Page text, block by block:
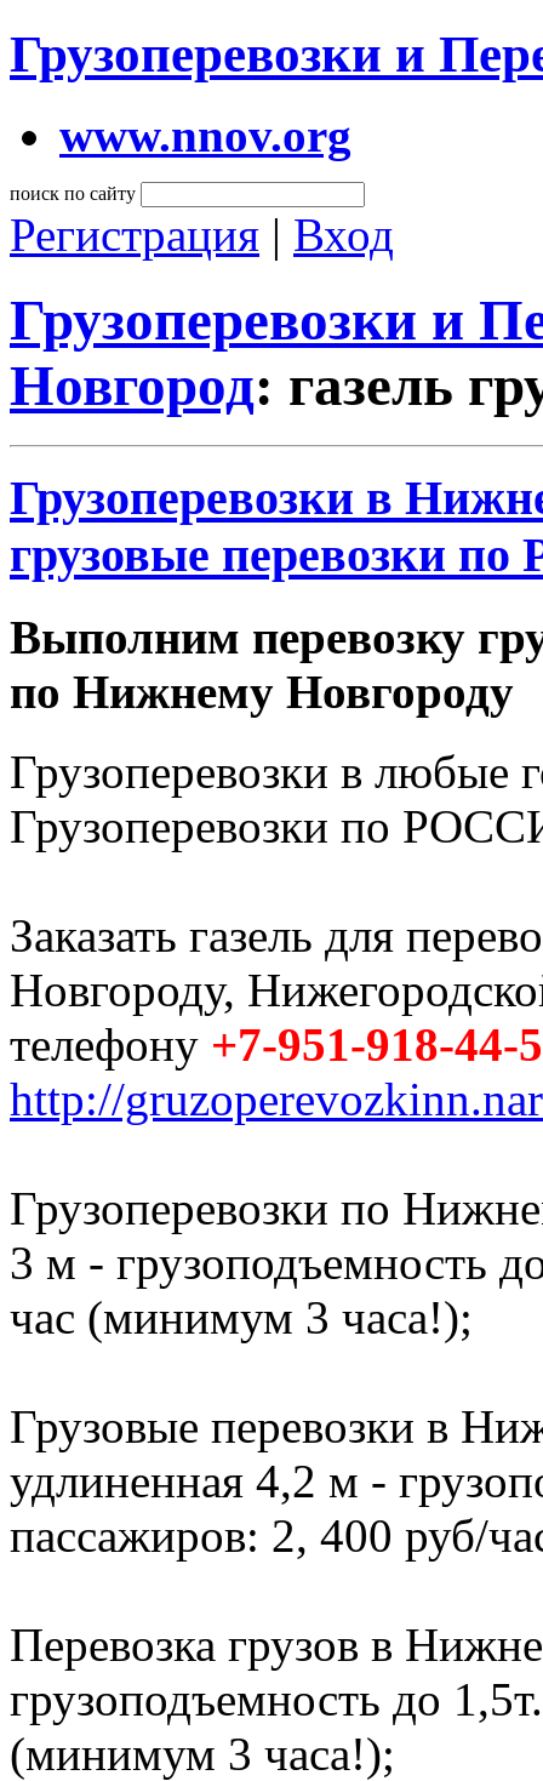
Грузоперевозки и
www.nnov.org
поиск по сайту
Регистрация | Вход
Грузоперевозки и
Новгород: газель
Грузоперевозки в
грузовые перевозки по
Выполним перевозку
по Нижнему Новгороду
Грузоперевозки в любые
Грузоперевозки по
Заказать газель для
Новгороду,
телефону +7-951-918-44-
http://
Грузоперевозки по
3 м - грузоподъемность
час (минимум 3 часа!);
Грузовые перевозки в
удлиненная 4,2 м -
пассажиров: 2, 400 руб/
Перевозка грузов в
грузоподъемность до
(минимум 3 часа!);